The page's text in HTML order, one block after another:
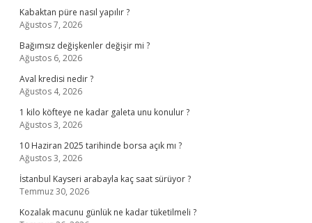
Kabaktan püre nasıl yapılır ?
Ağustos 7, 2026
Bağımsız değişkenler değişir mi ?
Ağustos 6, 2026
Aval kredisi nedir ?
Ağustos 4, 2026
1 kilo köfteye ne kadar galeta unu konulur ?
Ağustos 3, 2026
10 Haziran 2025 tarihinde borsa açık mı ?
Ağustos 3, 2026
İstanbul Kayseri arabayla kaç saat sürüyor ?
Temmuz 30, 2026
Kozalak macunu günlük ne kadar tüketilmeli ?